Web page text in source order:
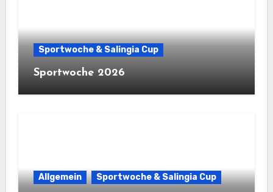
Sportwoche & Salingia Cup
Sportwoche 2026
Allgemein Sportwoche & Salingia Cup